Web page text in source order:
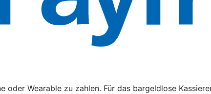
Wearable zu zahlen. Für das bargeldlose